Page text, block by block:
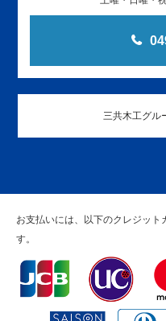
三共木工グル
お支払いには、以下のクレジット
す。